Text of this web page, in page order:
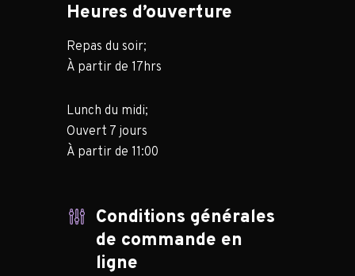
Heures d’ouverture
Repas du soir;
À partir de 17hrs
Lunch du midi;
Ouvert 7 jours
À partir de 11:00
Conditions générales
de commande en
ligne